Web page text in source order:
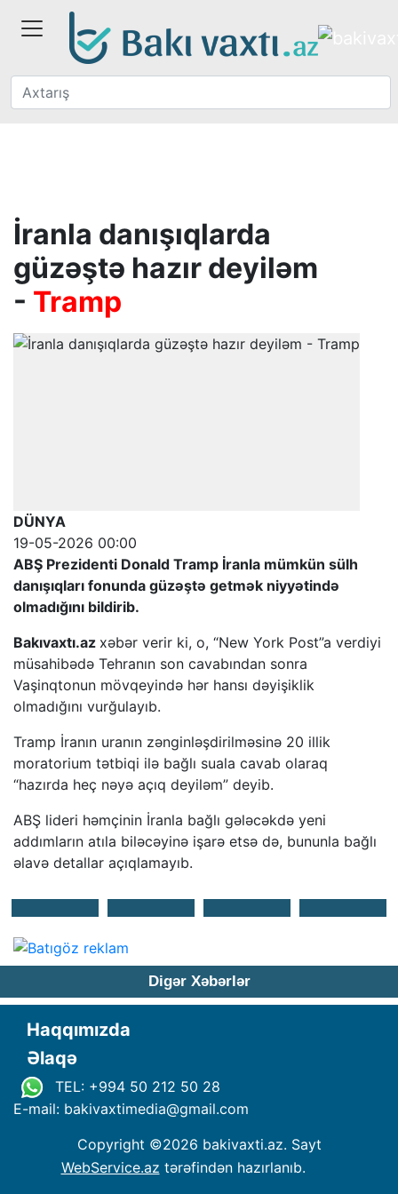
İranla danışıqlarda
güzəştə hazır deyiləm
- Tramp
DÜNYA
19-05-2026 00:00
ABŞ Prezidenti Donald Tramp İranla mümkün sülh
danışıqları fonunda güzəştə getmək niyyətində
olmadığını bildirib.
Bakıvaxtı.az xəbər verir ki, o, “New York Post”a verdiyi
müsahibədə Tehranın son cavabından sonra
Vaşinqtonun mövqeyində hər hansı dəyişiklik
olmadığını vurğulayıb.
Tramp İranın uranın zənginləşdirilməsinə 20 illik
moratorium tətbiqi ilə bağlı suala cavab olaraq
“hazırda heç nəyə açıq deyiləm” deyib.
ABŞ lideri həmçinin İranla bağlı gələcəkdə yeni
addımların atıla biləcəyinə işarə etsə də, bununla bağlı
əlavə detallar açıqlamayıb.
Digər Xəbərlər
Haqqımızda
Əlaqə
TEL: +994 50 212 50 28
E-mail: bakivaxtimedia@gmail.com
Copyright ©2026 bakivaxti.az. Sayt
WebService.az tərəfindən hazırlanıb.